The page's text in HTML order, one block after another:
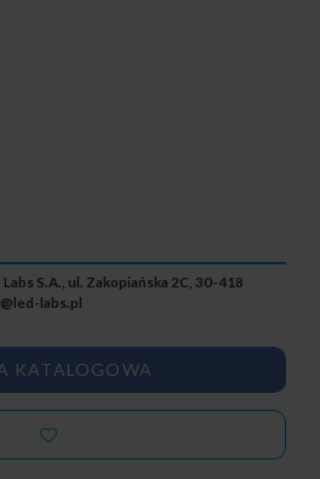
KATALOGOWA
S.A., ul. Zakopiańska 2C, 30-418
labs.pl